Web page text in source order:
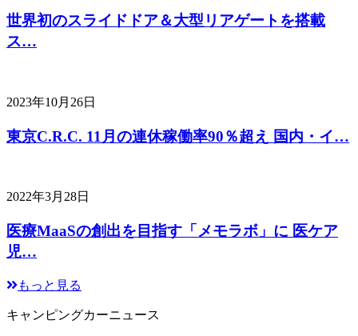
世界初のスライドドア＆大型リアゲートを搭載
ス…
2023年10月26日
東京C.R.C. 11月の連休稼働率90％超え 国内・イ…
2022年3月28日
医療MaaSの創出を目指す「メモラボ」に 医ケア
児…
もっと見る
キャンピングカーニュース